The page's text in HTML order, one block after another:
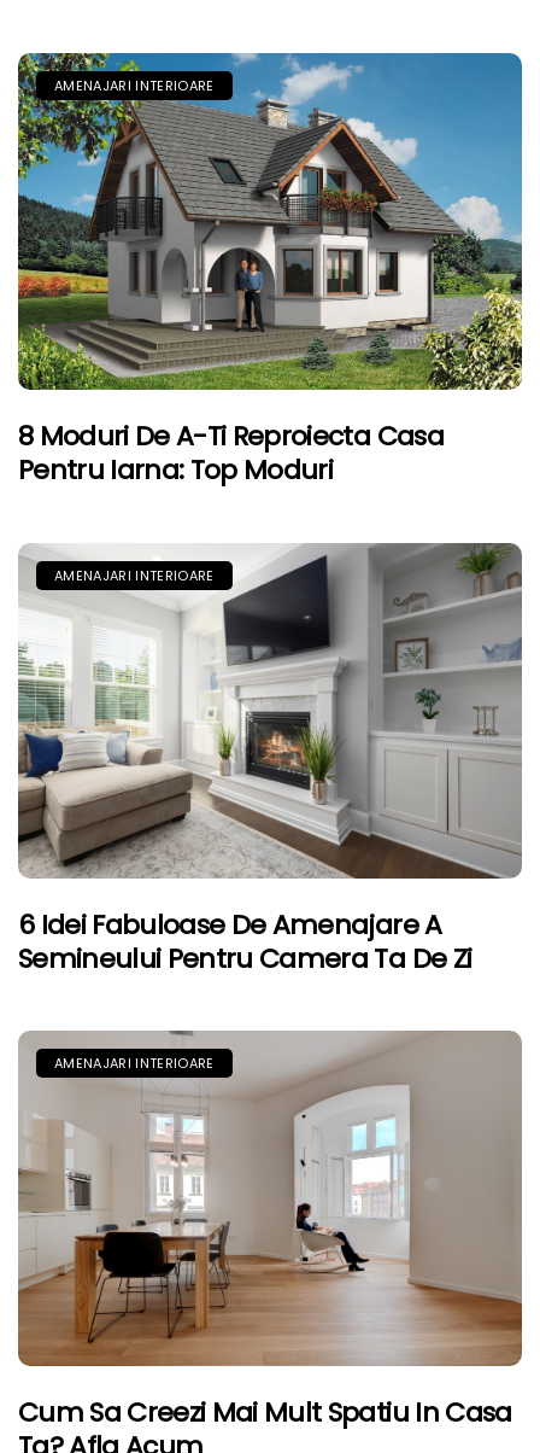
AMENAJARI INTERIOARE
8 Moduri De A-Ti Reproiecta Casa
Pentru Iarna: Top Moduri
AMENAJARI INTERIOARE
6 Idei Fabuloase De Amenajare A
Semineului Pentru Camera Ta De Zi
AMENAJARI INTERIOARE
Cum Sa Creezi Mai Mult Spatiu In Casa